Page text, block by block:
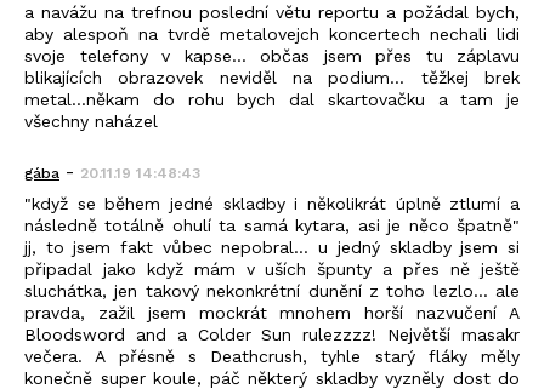
a navážu na trefnou poslední větu reportu a požádal bych,
aby alespoň na tvrdě metalovejch koncertech nechali lidi
svoje telefony v kapse... občas jsem přes tu záplavu
blikajících obrazovek neviděl na podium... těžkej brek
metal...někam do rohu bych dal skartovačku a tam je
všechny naházel
gába - 20.11.19 14:48:43
"když se během jedné skladby i několikrát úplně ztlumí a
následně totálně ohulí ta samá kytara, asi je něco špatně"
jj, to jsem fakt vůbec nepobral... u jedný skladby jsem si
připadal jako když mám v uších špunty a přes ně ještě
sluchátka, jen takový nekonkrétní dunění z toho lezlo... ale
pravda, zažil jsem mockrát mnohem horší nazvučení A
Bloodsword and a Colder Sun rulezzzz! Největší masakr
večera. A přésně s Deathcrush, tyhle starý fláky měly
konečně super koule, páč některý skladby vyzněly dost do